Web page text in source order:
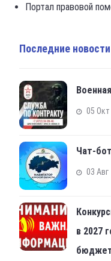
Портал правовой
Последние новости
05 Окт
Чат-
03 Авг
в 2027